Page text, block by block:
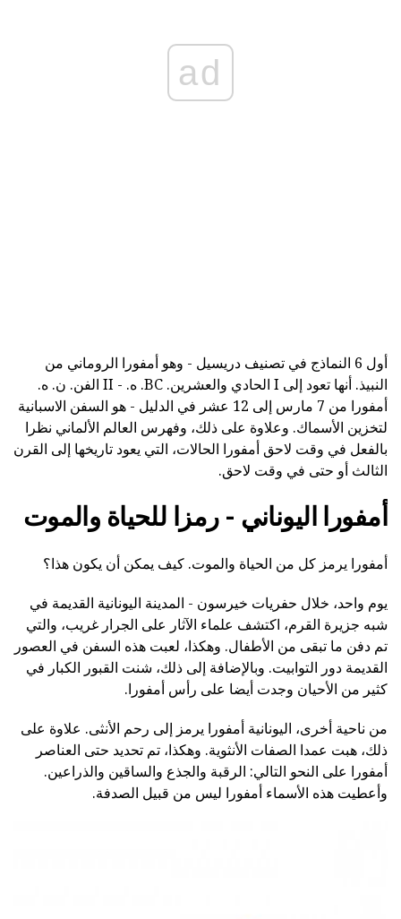
ad
أول 6 النماذج في تصنيف دريسيل - وهو أمفورا الروماني من
النبيذ. أنها تعود إلى I الحادي والعشرين. BC. ه. - II الفن. ن. ه.
أمفورا من 7 مارس إلى 12 عشر في الدليل - هو السفن الاسبانية
لتخزين الأسماك. وعلاوة على ذلك، وفهرس العالم الألماني نظرا
بالفعل في وقت لاحق أمفورا الحالات، التي يعود تاريخها إلى القرن
الثالث أو حتى في وقت لاحق.
أمفورا اليوناني - رمزا للحياة والموت
أمفورا يرمز كل من الحياة والموت. كيف يمكن أن يكون هذا؟
يوم واحد، خلال حفريات خيرسون - المدينة اليونانية القديمة في
شبه جزيرة القرم، اكتشف علماء الآثار على الجرار غريب، والتي
تم دفن ما تبقى من الأطفال. وهكذا، لعبت هذه السفن في العصور
القديمة دور التوابيت. وبالإضافة إلى ذلك، شنت القبور الكبار في
كثير من الأحيان وجدت أيضا على رأس أمفورا.
من ناحية أخرى، اليونانية أمفورا يرمز إلى رحم الأنثى. علاوة على
ذلك، هبت عمدا الصفات الأنثوية. وهكذا، تم تحديد حتى العناصر
أمفورا على النحو التالي: الرقبة والجذع والساقين والذراعين.
وأعطيت هذه الأسماء أمفورا ليس من قبيل الصدفة.